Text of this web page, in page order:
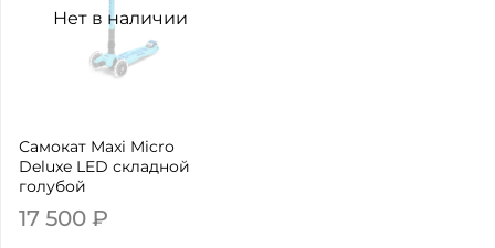
Нет в наличии
Самокат Maxi Micro
Deluxe LED складной
голубой
17 500 ₽